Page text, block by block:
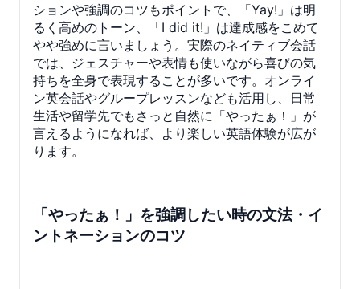
ションや強調のコツもポイントで、「Yay!」は明
るく高めのトーン、「I did it!」は達成感をこめて
やや強めに言いましょう。実際のネイティブ会話
では、ジェスチャーや表情も使いながら喜びの気
持ちを全身で表現することが多いです。オンライ
ン英会話やグループレッスンなども活用し、日常
生活や留学先でもさっと自然に「やったぁ！」が
言えるようになれば、より楽しい英語体験が広が
ります。
「やったぁ！」を強調したい時の文法・イ
ントネーションのコツ